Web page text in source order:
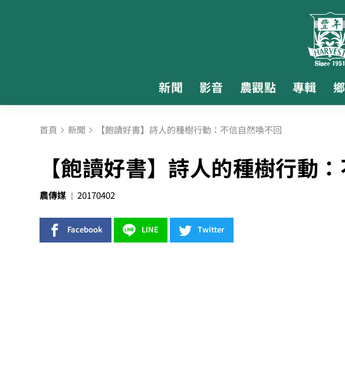
新聞 影音 農觀點 專輯
首頁 新聞 【飽讀好書】詩人的種樹行動：不信自然喚不回
【飽讀好書】詩人的種樹行動
農傳媒 20170402
Facebook LINE Twitter